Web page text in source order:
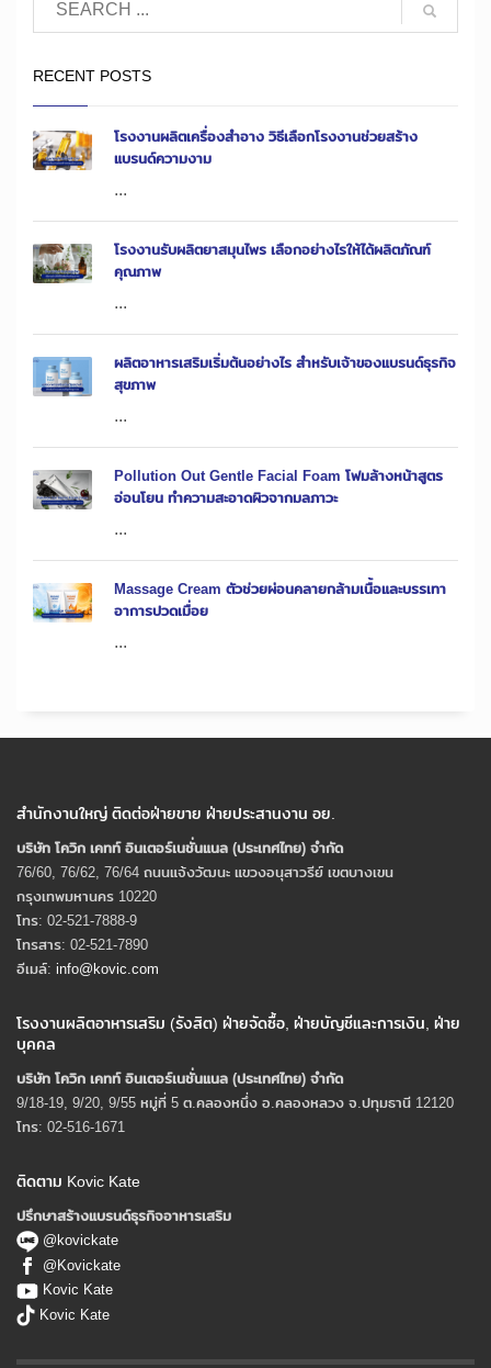
RECENT POSTS
โรงงานผลิตเครื่องสำอาง วิธีเลือกโรงงานช่วยสร้าง
แบรนด์ความงาม
...
โรงงานรับผลิตยาสมุนไพร เลือกอย่างไรให้ได้ผลิตภัณฑ์
คุณภาพ
...
ผลิตอาหารเสริมเริ่มต้นอย่างไร สำหรับเจ้าของแบรนด์ธุรกิจ
สุขภาพ
...
Pollution Out Gentle Facial Foam โฟมล้างหน้าสูตร
อ่อนโยน ทำความสะอาดผิวจากมลภาวะ
...
Massage Cream ตัวช่วยผ่อนคลายกล้ามเนื้อและบรรเทา
อาการปวดเมื่อย
...
สำนักงานใหญ่ ติดต่อฝ่ายขาย ฝ่ายประสานงาน อย.
บริษัท โควิก เคทท์ อินเตอร์เนชั่นแนล (ประเทศไทย) จํากัด
76/60, 76/62, 76/64 ถนนแจ้งวัฒนะ แขวงอนุสาวรีย์ เขตบางเขน
กรุงเทพมหานคร 10220
โทร: 02-521-7888-9
โทรสาร: 02-521-7890
อีเมล์: info@kovic.com
โรงงานผลิตอาหารเสริม (รังสิต) ฝ่ายจัดซื้อ, ฝ่ายบัญชีและการเงิน, ฝ่าย
บุคคล
บริษัท โควิก เคทท์ อินเตอร์เนชั่นแนล (ประเทศไทย) จํากัด
9/18-19, 9/20, 9/55 หมู่ที่ 5 ต.คลองหนึ่ง อ.คลองหลวง จ.ปทุมธานี 12120
โทร: 02-516-1671
ติดตาม Kovic Kate
ปรึกษาสร้างแบรนด์ธุรกิจอาหารเสริม
@kovickate
@Kovickate
Kovic Kate
Kovic Kate